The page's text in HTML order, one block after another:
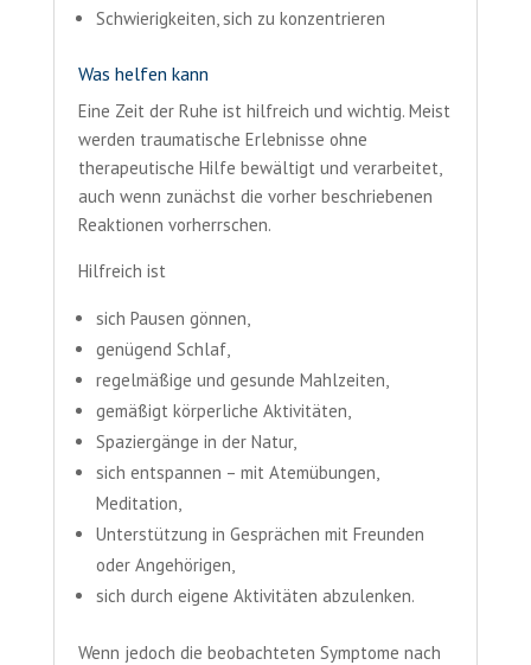
Schwierigkeiten, sich zu konzentrieren
Was helfen kann
Eine Zeit der Ruhe ist hilfreich und wichtig. Meist
werden traumatische Erlebnisse ohne
therapeutische Hilfe bewältigt und verarbeitet,
auch wenn zunächst die vorher beschriebenen
Reaktionen vorherrschen.
Hilfreich ist
sich Pausen gönnen,
genügend Schlaf,
regelmäßige und gesunde Mahlzeiten,
gemäßigt körperliche Aktivitäten,
Spaziergänge in der Natur,
sich entspannen – mit Atemübungen,
Meditation,
Unterstützung in Gesprächen mit Freunden
oder Angehörigen,
sich durch eigene Aktivitäten abzulenken.
Wenn jedoch die beobachteten Symptome nach